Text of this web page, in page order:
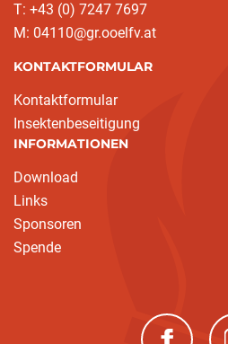
T: +43 (0) 7247 7697
M: 04110@gr.ooelfv.at
KONTAKTFORMULAR
Kontaktformular
Insektenbeseitigung
INFORMATIONEN
Download
Links
Sponsoren
Spende